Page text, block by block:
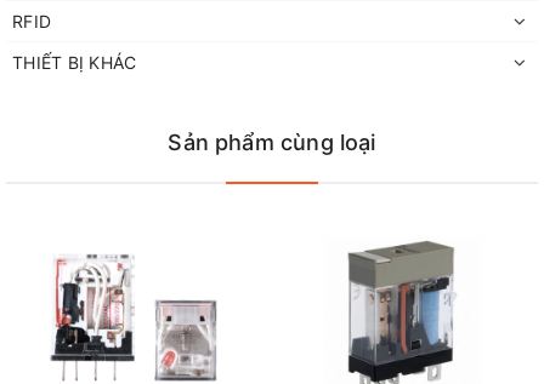
RFID
THIẾT BỊ KHÁC
Sản phẩm cùng loại